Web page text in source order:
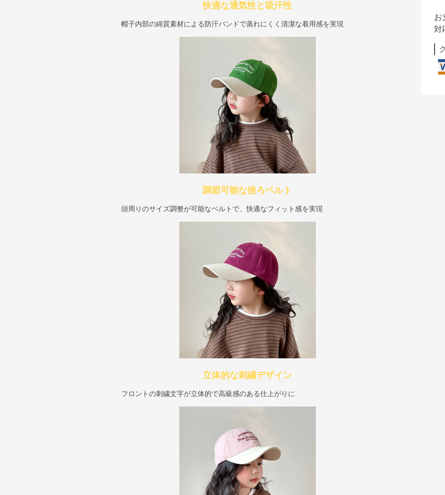
快適な通気性と吸汗性
帽子内部の綿質素材による防汗バンドで蒸れにくく清潔な着用感を実現
調節可能な後ろベルト
頭周りのサイズ調整が可能なベルトで、快適なフィット感を実現
立体的な刺繍デザイン
フロントの刺繍文字が立体的で高級感のある仕上がりに
お
対